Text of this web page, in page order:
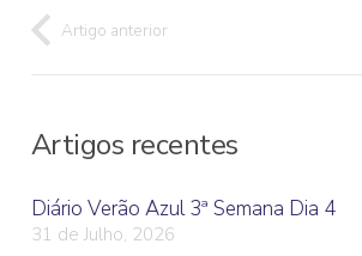
Artigo anterior
Artigos recentes
Diário Verão Azul 3ª Semana Dia 4
31 de Julho, 2026